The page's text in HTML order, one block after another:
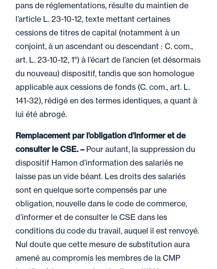
pans de réglementations, résulte du maintien de
l’article L. 23-10-12, texte mettant certaines
cessions de titres de capital (notamment à un
conjoint, à un ascendant ou descendant : C. com.,
art. L. 23-10-12, 1°) à l’écart de l’ancien (et désormais
du nouveau) dispositif, tandis que son homologue
applicable aux cessions de fonds (C. com., art. L.
141-32), rédigé en des termes identiques, a quant à
lui été abrogé.
Remplacement par l’obligation d’informer et de
consulter le CSE. –Pour autant, la suppression du
dispositif Hamon d’information des salariés ne
laisse pas un vide béant. Les droits des salariés
sont en quelque sorte compensés par une
obligation, nouvelle dans le code de commerce,
d’informer et de consulter le CSE dans les
conditions du code du travail, auquel il est renvoyé.
Nul doute que cette mesure de substitution aura
amené au compromis les membres de la CMP